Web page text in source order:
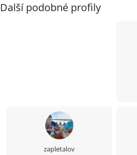
Další podobné profily
zapletalov